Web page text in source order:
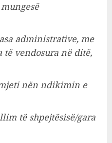
administrative, me
të vendosura në ditë,
nën ndikimin e
të shpejtësisë/gara